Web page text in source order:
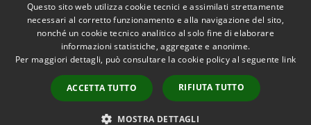
Accessibility
Privacy
Sitemap
Copyright © 2026 • Town of •
Powered byMunicipium
Admin access
Questo sito web utilizza cookie tecnici e assimilati strettamente
necessari al corretto funzionamento e alla navigazione del sito,
nonché un cookie tecnico analitico al solo fine di elaborare
informazioni statistiche, aggregate e anonime.
Per maggiori dettagli, può consultare la cookie policy al seguente link
ACCETTA TUTTO RIFIUTA TUTTO
MOSTRA DETTAGLI